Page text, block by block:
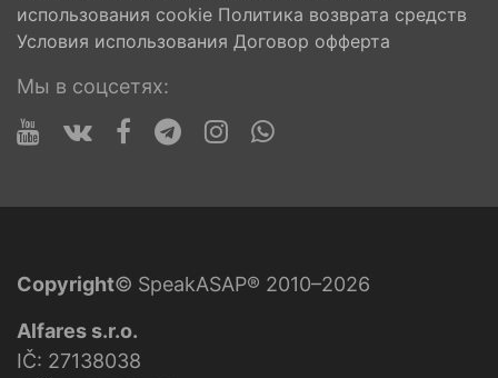
использования cookie Политика возврата средств
Условия использования Договор офферта
Мы в соцсетях:
Copyright© SpeakASAP® 2010–2026
Alfares s.r.o.
IČ: 27138038